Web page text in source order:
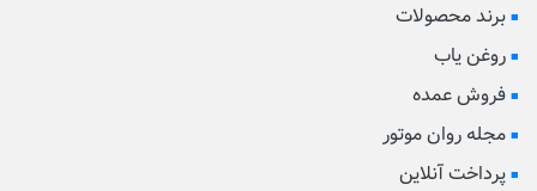
برند محصولات
روغن یاب
فروش عمده
مجله روان موتور
پرداخت آنلاین